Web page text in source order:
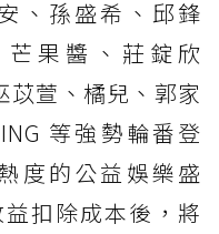
、孫盛希、邱鋒
芒果醬、莊錠欣
苡萱、橘兒、郭家
等強勢輪番登
度的公益娛樂盛
扣除成本後，將